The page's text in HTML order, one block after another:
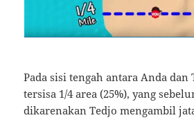
Pada sisi tengah antara Anda dan
tersisa 1/4 area (25%), yang
dikarenakan Tedjo mengambil